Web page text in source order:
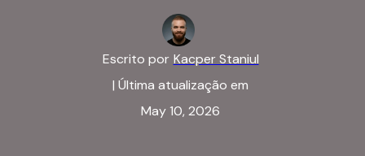
Escrito por Kacper Staniul
| Última atualização em
May 10, 2026